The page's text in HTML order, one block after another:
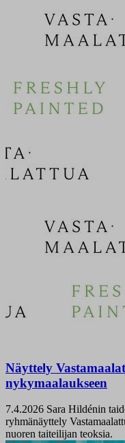
Näyttely
nykymaalaukseen
7.4.2026 Sara Hildénin
ryhmänäyttely
nuoren taiteilijan teoksia.